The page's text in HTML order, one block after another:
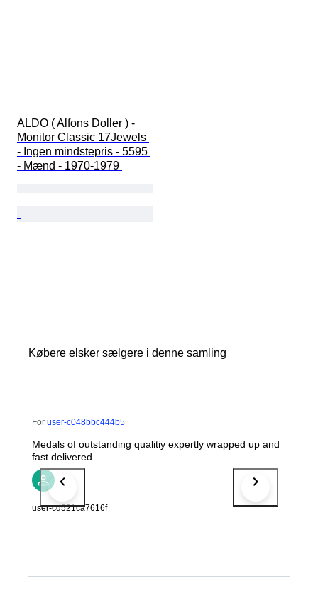
ALDO ( Alfons Doller ) -
Monitor Classic 17Jewels
- Ingen mindstepris - 5595
- Mænd - 1970-1979
Købere elsker sælgere i denne samling
For user-c048bbc444b5
Medals of outstanding qualitiy expertly wrapped up and
fast delivered
user-cd521ca7616f